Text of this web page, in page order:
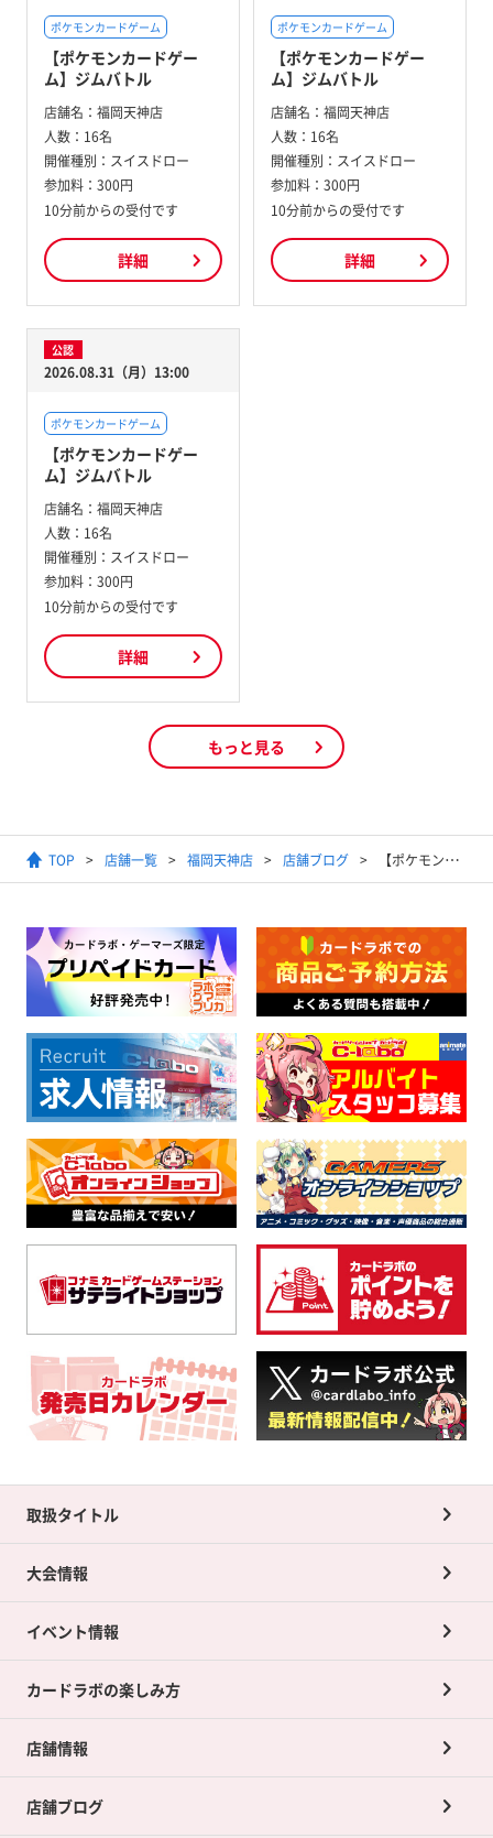
ポケモンカードゲーム
【ポケモンカードゲー
ム】ジムバトル
店舗名： 福岡天神店
人数： 16名
開催種別： スイスドロー
参加料： 300円
10分前からの受付です
詳細
ポケモンカードゲーム
【ポケモンカードゲー
ム】ジムバトル
店舗名： 福岡天神店
人数： 16名
開催種別： スイスドロー
参加料： 300円
10分前からの受付です
詳細
公認
2026.08.31（月）13:00
ポケモンカードゲーム
【ポケモンカードゲー
ム】ジムバトル
店舗名： 福岡天神店
人数： 16名
開催種別： スイスドロー
参加料： 300円
10分前からの受付です
詳細
もっと見る
TOP 店舗一覧 福岡天神店 店舗ブログ 【ポケモンカード】闘ポケモンに革命を！ガラルネギガナイトVを使ったデッキを紹介！【仰天のボルテッカー】
取扱タイトル
大会情報
イベント情報
カードラボの楽しみ方
店舗情報
店舗ブログ